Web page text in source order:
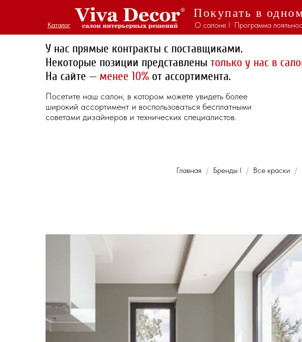
Покупать в
Каталог
Каталог Программа
О салоне I
У нас прямые контракты с поставщиками.
Некоторые позиции представлены только у нас в
На сайте — менее 10% от ассортимента.
Посетите наш салон, в котором можете увидеть более
широкий ассортимент и воспользоваться бесплатными
советами дизайнеров и технических специалистов.
Главная Бренды I Все краски